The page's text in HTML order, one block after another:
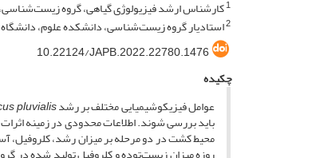
1کارشناس ارشد فیزیولوژی گیاهی، گروه زیست‌شناسی،
2استادیار گروه زیست‌شناسی، دانشکده علوم، دانشگاه
10.22124/JAPB.2022.22780.1476
چکیده
عوامل فیزیکوشیمیایی مختلف بر رشدpluvialis
باید بررسی شوند. اطلاعات محدودی در زمینه